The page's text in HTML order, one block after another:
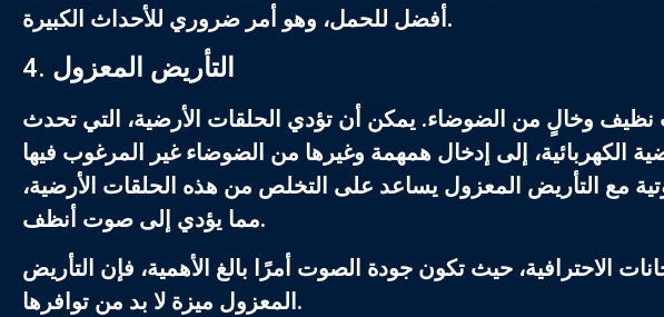
أفضل للحمل، وهو أمر ضروري للأحداث الكبيرة.
4. التأريض المعزول
وخالٍ من الضوضاء. يمكن أن تؤدي الحلقات الأرضية، التي تحدث
الكهربائية، إلى إدخال همهمة وغيرها من الضوضاء غير المرغوب فيها
مع التأريض المعزول يساعد على التخلص من هذه الحلقات الأرضية،
مما يؤدي إلى صوت أنظف.
الاحترافية، حيث تكون جودة الصوت أمرًا بالغ الأهمية، فإن التأريض
المعزول ميزة لا بد من توافرها.